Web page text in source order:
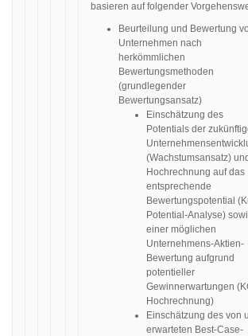
basieren auf folgender
Beurteilung und Bewertung
Unternehmen nach
herkömmlichen
Bewertungsmethoden
(grundlegender
Bewertungsansatz)
Einschätzung des
Potentials der
(Wachstumsansatz) und
Hochrechnung auf das
entsprechende
Bewertungspotential
Potential-Analyse)
einer möglichen
Unternehmens-Aktien-
Bewertung aufgrund
potentieller
Gewinnerwartungen
Hochrechnung)
Einschätzung des von
erwarteten Best-Case-